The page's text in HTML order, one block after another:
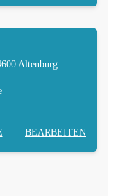
Altenburg
BEARBEITEN